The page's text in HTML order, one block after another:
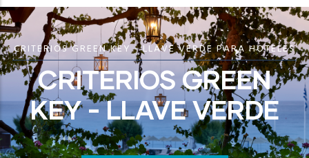
CRITERIOS GREEN KEY - LLAVE VERDE PARA HOTELES
CRITERIOS GREEN
KEY - LLAVE VERDE